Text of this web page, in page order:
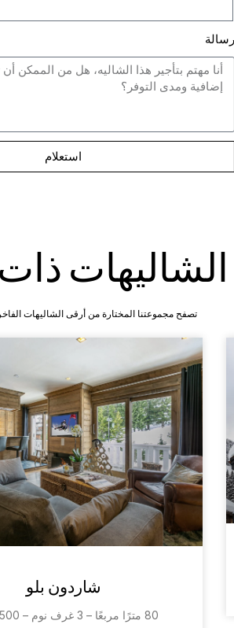
رسالة
استعلام
الشاليهات
تصفح مجموعتنا المختارة من أرقى الشاليهات
شاردون بلو
80 مترًا مربعًا – 3 غرف نوم – 4500 يورو